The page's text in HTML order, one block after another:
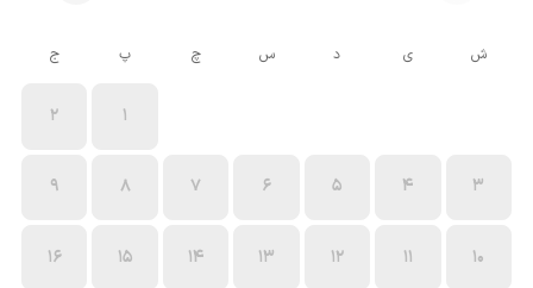
ش ی د س چ پ ج
1
2
3
4
5
6
7
8
9
10
11
12
13
14
15
16